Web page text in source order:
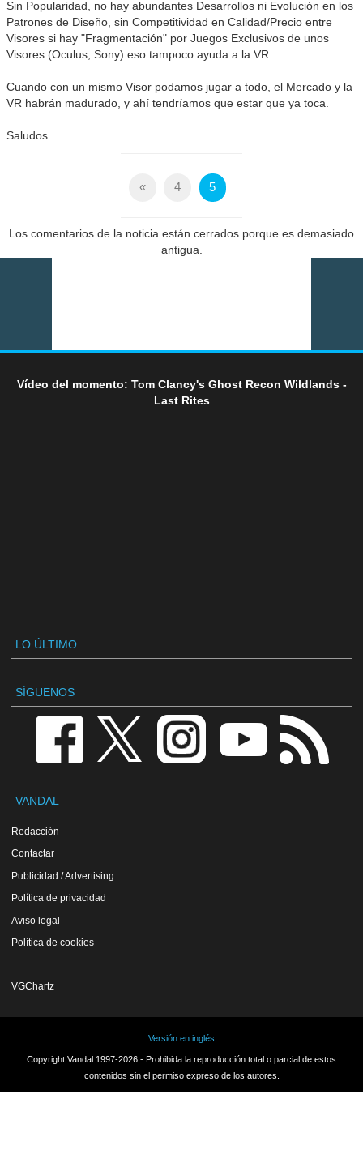
Sin Popularidad, no hay abundantes Desarrollos ni Evolución en los
Patrones de Diseño, sin Competitividad en Calidad/Precio entre
Visores si hay "Fragmentación" por Juegos Exclusivos de unos
Visores (Oculus, Sony) eso tampoco ayuda a la VR.
Cuando con un mismo Visor podamos jugar a todo, el Mercado y la
VR habrán madurado, y ahí tendríamos que estar que ya toca.
Saludos
« 4 5
Los comentarios de la noticia están cerrados porque es demasiado
antigua.
Vídeo del momento: Tom Clancy's Ghost Recon Wildlands -
Last Rites
LO ÚLTIMO
SÍGUENOS
VANDAL
Redacción
Contactar
Publicidad / Advertising
Política de privacidad
Aviso legal
Política de cookies
VGChartz
Versión en inglés
Copyright Vandal 1997-2026 - Prohibida la reproducción total o parcial de estos
contenidos sin el permiso expreso de los autores.